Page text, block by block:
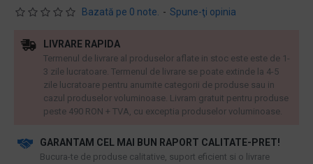
Bazată pe 0 note. - Spune-ţi opinia
GARANTAM CEL MAI BUN RAPORT CALITATE-PRET!
​Bucura-te de produse calitative, suport eficient si o livrare
LIVRARE RAPIDA
Termenul de livrare al produselor aflate in stoc este este de 1-
3 zile lucratoare. Termenul de livrare se poate extinde la 4-5
zile lucratoare pentru anumite categorii de produse sau in
cazul produselor voluminoase. Livram gratuit pentru produse
peste 490 RON + TVA, cu exceptia produselor voluminoase.